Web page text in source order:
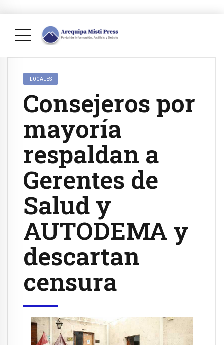
LOCALES
Consejeros por
mayoría
respaldan a
Gerentes de
Salud y
AUTODEMA y
descartan
censura